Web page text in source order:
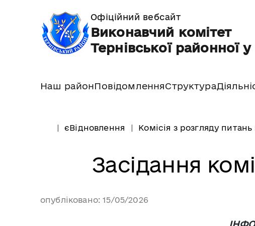
Офіційний вебсайт
Виконавчий комітет
Тернівської районної у
Наш районПовідомленняСтруктура
єВідновлення Комісія з розгляду
Засідання
опубліковано: 15/05/2026